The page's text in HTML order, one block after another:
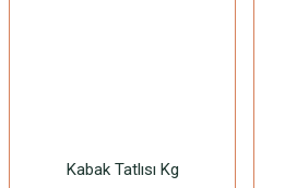
Kabak Tatlısı Kg